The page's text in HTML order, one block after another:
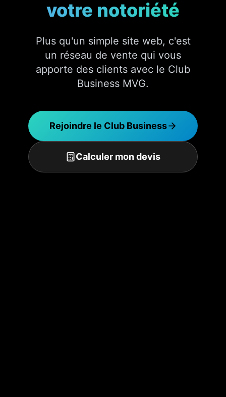
votre notoriété
Plus qu'un simple site web, c'est
un réseau de vente qui vous
apporte des clients avec le Club
Business MVG.
Rejoindre le Club Business
Calculer mon devis